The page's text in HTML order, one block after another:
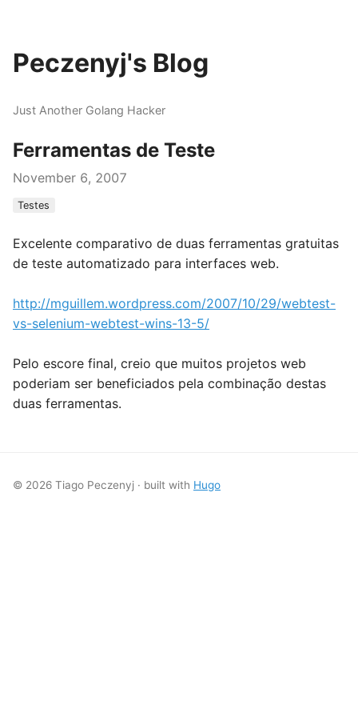
Peczenyj's Blog
Just Another Golang Hacker
Ferramentas de Teste
November 6, 2007
Testes
Excelente comparativo de duas ferramentas gratuitas
de teste automatizado para interfaces web.
http://mguillem.wordpress.com/2007/10/29/webtest-
vs-selenium-webtest-wins-13-5/
Pelo escore final, creio que muitos projetos web
poderiam ser beneficiados pela combinação destas
duas ferramentas.
© 2026 Tiago Peczenyj · built with Hugo